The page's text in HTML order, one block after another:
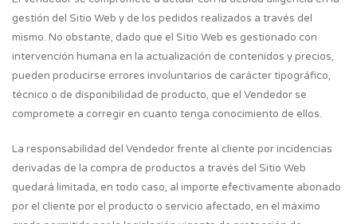
gestión del Sitio Web y de los pedidos realizados a través del
mismo. No obstante, dado que el Sitio Web es gestionado con
intervención humana en la actualización de contenidos y precios,
pueden producirse errores involuntarios de carácter tipográfico,
técnico o de disponibilidad de producto, que el Vendedor se
compromete a corregir en cuanto tenga conocimiento de ellos.
La responsabilidad del Vendedor frente al cliente por incidencias
derivadas de la compra de productos a través del Sitio Web
quedará limitada, en todo caso, al importe efectivamente abonado
por el cliente por el producto o servicio afectado, en el máximo